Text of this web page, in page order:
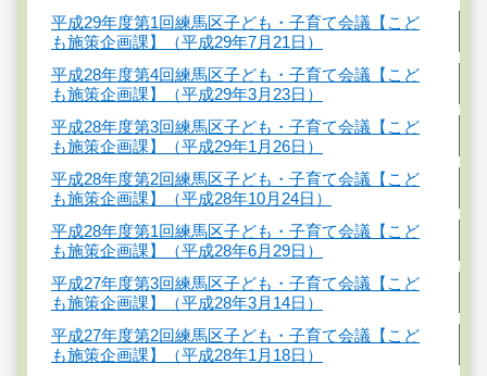
平成29年度第1回練馬区子ども・子育て会議【こど
も施策企画課】（平成29年7月21日）
平成28年度第4回練馬区子ども・子育て会議【こど
も施策企画課】（平成29年3月23日）
平成28年度第3回練馬区子ども・子育て会議【こど
も施策企画課】（平成29年1月26日）
平成28年度第2回練馬区子ども・子育て会議【こど
も施策企画課】（平成28年10月24日）
平成28年度第1回練馬区子ども・子育て会議【こど
も施策企画課】（平成28年6月29日）
平成27年度第3回練馬区子ども・子育て会議【こど
も施策企画課】（平成28年3月14日）
平成27年度第2回練馬区子ども・子育て会議【こど
も施策企画課】（平成28年1月18日）